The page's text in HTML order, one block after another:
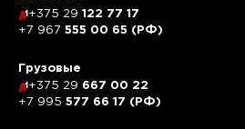
+375 29 122 77 17
+7 967 555 00 65 (РФ)
Грузовые
+375 29 667 00 22
+7 995 577 66 17 (РФ)